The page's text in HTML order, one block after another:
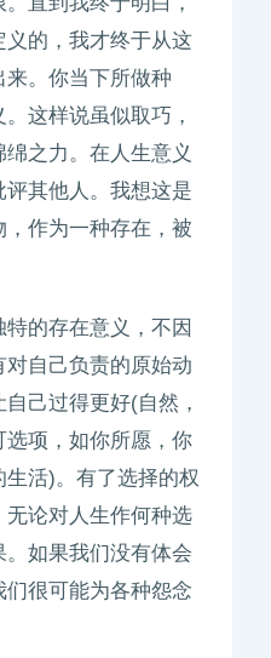
义的，我才终于从这
。你当下所做种
这样说虽似取巧，
之力。在人生意义
其他人。我想这是
作为一种存在，被
的存在意义，不因
自己负责的原始动
己过得更好(自然，
项，如你所愿，你
活)。有了选择的权
论对人生作何种选
如果我们没有体会
很可能为各种怨念